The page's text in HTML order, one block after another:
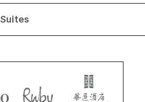
Suites